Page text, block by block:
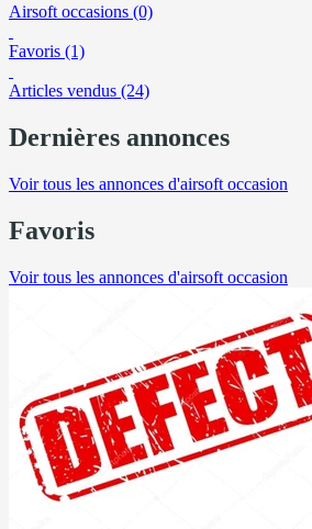
Airsoft occasions (0)
Favoris (1)
Articles vendus (24)
Dernières annonces
Voir tous les annonces d'airsoft occasion
Favoris
Voir tous les annonces d'airsoft occasion